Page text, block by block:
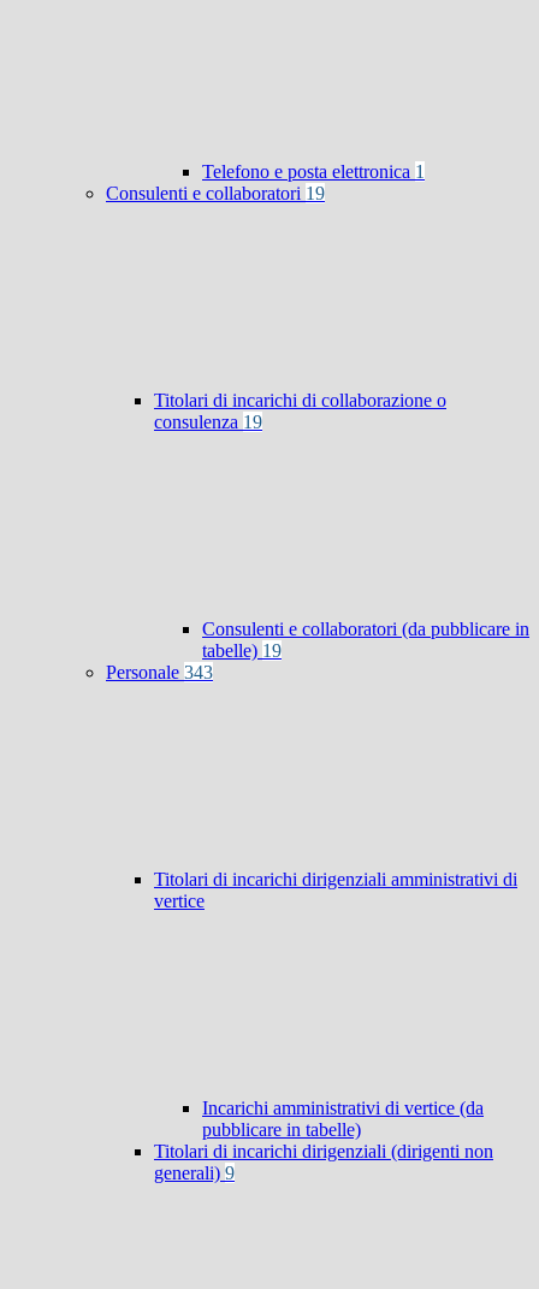
Telefono e posta elettronica 1
Consulenti e collaboratori 19
Titolari di incarichi di collaborazione o
consulenza 19
Consulenti e collaboratori (da pubblicare in
tabelle) 19
Personale 343
Titolari di incarichi dirigenziali amministrativi di
vertice
Incarichi amministrativi di vertice (da
pubblicare in tabelle)
Titolari di incarichi dirigenziali (dirigenti non
generali) 9